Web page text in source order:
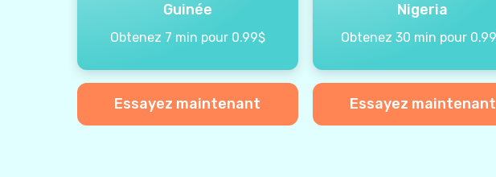
Guinée
Obtenez 7 min pour 0.99$
Essayez maintenant
Nigeria
Obtenez 30 min pour
Essayez maintenant